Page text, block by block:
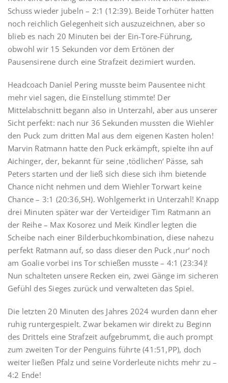
Schuss wieder jubeln – 2:1 (12:39). Beide Torhüter hatten
noch reichlich Gelegenheit sich auszuzeichnen, aber so
blieb es nach 20 Minuten bei der Ein-Tore-Führung,
obwohl wir 15 Sekunden vor dem Ertönen der
Pausensirene durch eine Strafzeit dezimiert wurden.
Headcoach Daniel Pering musste beim Pausentee nicht
mehr viel sagen, die Einstellung stimmte! Der
Mittelabschnitt begann also in Unterzahl, aber aus unserer
Sicht perfekt: nach nur 36 Sekunden mussten die Wiehler
den Puck zum dritten Mal aus dem eigenen Kasten holen!
Marvin Ratmann hatte den Puck erkämpft, spielte ihn auf
Aichinger, der, bekannt für seine ‚tödlichen‘ Pässe, sah
Peters starten und der ließ sich diese sich ihm bietende
Chance nicht nehmen und dem Wiehler Torwart keine
Chance – 3:1 (20:36,SH). Wohlgemerkt in Unterzahl! Knapp
drei Minuten später war der Verteidiger Tim Ratmann an
der Reihe – Max Kosorez und Meik Kindler legten die
Scheibe nach einer Bilderbuchkombination, diese nahezu
perfekt Ratmann auf, so dass dieser den Puck ‚nur‘ noch
am Goalie vorbei ins Tor schießen musste – 4:1 (23:34)!
Nun schalteten unsere Recken ein, zwei Gänge im sicheren
Gefühl des Sieges zurück und verwalteten das Spiel.
Die letzten 20 Minuten des Jahres 2024 wurden dann eher
ruhig runtergespielt. Zwar bekamen wir direkt zu Beginn
des Drittels eine Strafzeit aufgebrummt, die auch prompt
zum zweiten Tor der Penguins führte (41:51,PP), doch
weiter ließen Pfalz und seine Vorderleute nichts mehr zu –
4:2 Ende!